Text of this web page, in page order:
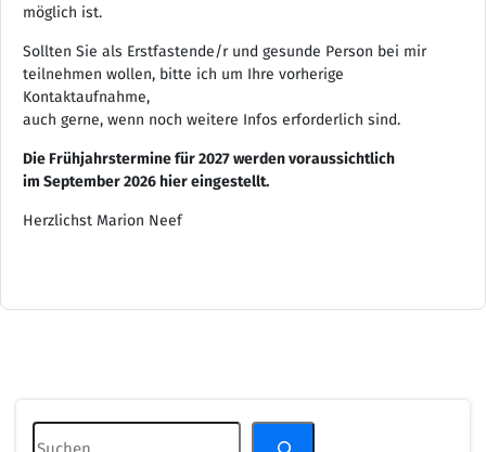
möglich ist.
Sollten Sie als Erstfastende/r und gesunde Person bei mir
teilnehmen wollen, bitte ich um Ihre vorherige
Kontaktaufnahme,
auch gerne, wenn noch weitere Infos erforderlich sind.
Die Frühjahrstermine für 2027 werden voraussichtlich
im September 2026 hier eingestellt.
Herzlichst Marion Neef
Suchen